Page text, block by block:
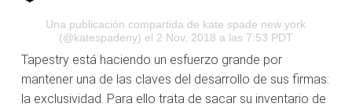
Una publicación compartida de kate spade new york
(@katespadeny) el 2 Nov, 2018 a las 7:53 PDT
Tapestry está haciendo un esfuerzo grande por
mantener una de las claves del desarrollo de sus firmas:
la exclusividad. Para ello trata de sacar su inventario de